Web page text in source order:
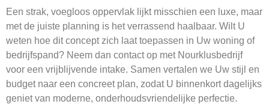
Een strak, voegloos oppervlak lijkt misschien een luxe, maar
met de juiste planning is het verrassend haalbaar. Wilt U
weten hoe dit concept zich laat toepassen in Uw woning of
bedrijfs­pand? Neem dan contact op met Nourklusbedrijf
voor een vrijblijvende intake. Samen vertalen we Uw stijl en
budget naar een concreet plan, zodat U binnenkort dagelijks
geniet van moderne, onderhoudsvriendelijke perfectie.